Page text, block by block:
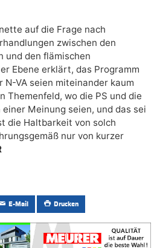
auf die Frage nach
zwischen den
und den flämischen
Ebene erklärt, das Programm
VA seien miteinander kaum
Themenfeld, wo die PS und die
Meinung seien, und das sei
die Haltbarkeit von solch
nur von kurzer
E-Mail Drucken